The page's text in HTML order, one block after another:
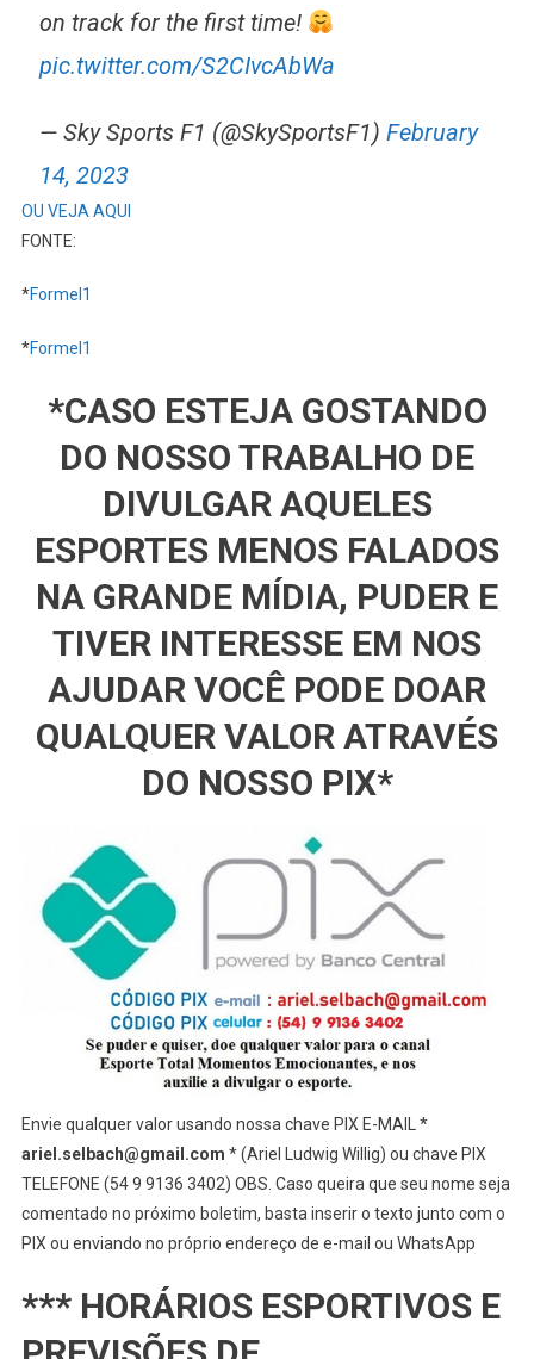
on track for the first time!
pic.twitter.com/S2CIvcAbWa
— Sky Sports F1 (@SkySportsF1) February
14, 2023
OU VEJA AQUI
FONTE:
*Formel1
*Formel1
*CASO ESTEJA GOSTANDO
DO NOSSO TRABALHO DE
DIVULGAR AQUELES
ESPORTES MENOS FALADOS
NA GRANDE MÍDIA, PUDER E
TIVER INTERESSE EM NOS
AJUDAR VOCÊ PODE DOAR
QUALQUER VALOR ATRAVÉS
DO NOSSO PIX*
Envie qualquer valor usando nossa chave PIX E-MAIL *
ariel.selbach@gmail.com * (Ariel Ludwig Willig) ou chave PIX
TELEFONE (54 9 9136 3402) OBS. Caso queira que seu nome seja
comentado no próximo boletim, basta inserir o texto junto com o
PIX ou enviando no próprio endereço de e-mail ou WhatsApp
*** HORÁRIOS ESPORTIVOS E